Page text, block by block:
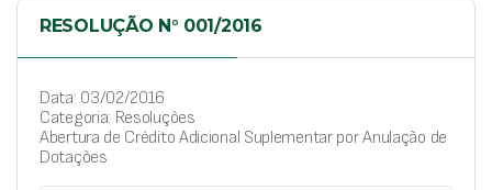
RESOLUÇÃO N° 001/2016
Data: 03/02/2016
Categoria: Resoluções
Abertura de Crédito Adicional Suplementar por Anulação de
Dotações